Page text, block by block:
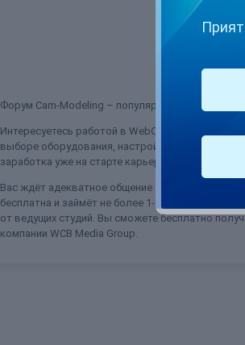
Форум Cam-Modeling – популярная, живая
Интересуетесь работой в WebCam? Здесь вы
выборе оборудования, настройке технической
заработка уже на старте карьеры.
Вас ждёт адекватное общение без грязи и
бесплатна и займёт не более 1-й минуты. Вам
от ведущих студий. Вы сможете бесплатно
компании WCB Media Group.